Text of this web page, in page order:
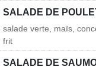
SALADE DE
salade verte, maïs,
frit
SALADE DE